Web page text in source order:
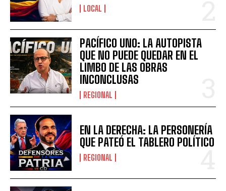
LOCAL
PACÍFICO UNO: LA AUTOPISTA
QUE NO PUEDE QUEDAR EN EL
LIMBO DE LAS OBRAS
INCONCLUSAS
REGIONAL
EN LA DERECHA: LA PERSONERÍA
QUE PATEÓ EL TABLERO POLÍTICO
REGIONAL